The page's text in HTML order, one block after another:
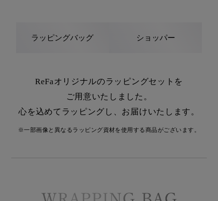
ラッピングバッグ ショッパー
ReFaオリジナルのラッピングセットを
ご用意いたしました。
心を込めてラッピングし、お届けいたします。
※一部画像と異なるラッピング資材を使用する商品がございます。